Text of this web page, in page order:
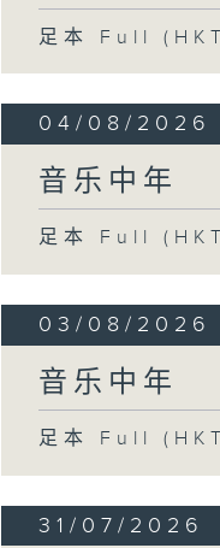
足本 Full
04/08/2026
音乐中年
足本 Full
03/08/2026
音乐中年
足本 Full
31/07/2026